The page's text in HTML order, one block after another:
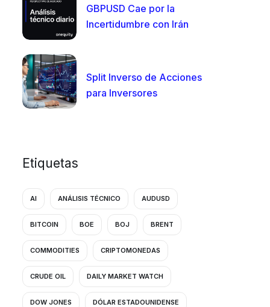
GBPUSD Cae por la
Incertidumbre con Irán
Split Inverso de Acciones
para Inversores
Etiquetas
AI ANÁLISIS TÉCNICO AUDUSD
BITCOIN BOE BOJ BRENT
COMMODITIES CRIPTOMONEDAS
CRUDE OIL DAILY MARKET WATCH
DOW JONES DÓLAR ESTADOUNIDENSE